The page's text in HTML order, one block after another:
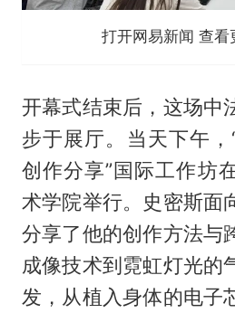
打开网易新闻 查看
开幕式结束后，这场中
步于展厅。当天下午
创作分享”国际工作坊
术学院举行。史密斯面
分享了他的创作方法与
成像技术到霓虹灯光的
发，从植入身体的电子